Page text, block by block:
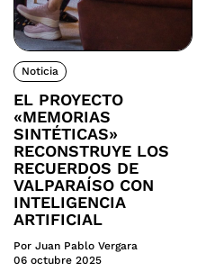
Noticia
EL PROYECTO
«MEMORIAS
SINTÉTICAS»
RECONSTRUYE LOS
RECUERDOS DE
VALPARAÍSO CON
INTELIGENCIA
ARTIFICIAL
Por Juan Pablo Vergara
06 octubre 2025